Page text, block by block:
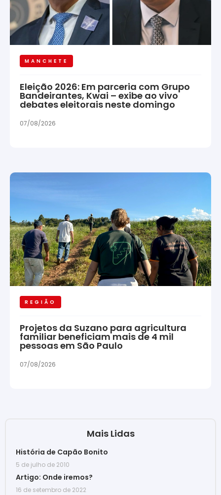
MANCHETE
Eleição 2026: Em parceria com Grupo
Bandeirantes, Kwai – exibe ao vivo
debates eleitorais neste domingo
07/08/2026
REGIÃO
Projetos da Suzano para agricultura
familiar beneficiam mais de 4 mil
pessoas em São Paulo
07/08/2026
Mais Lidas
História de Capão Bonito
5 de julho de 2010
Artigo: Onde iremos?
16 de setembro de 2022